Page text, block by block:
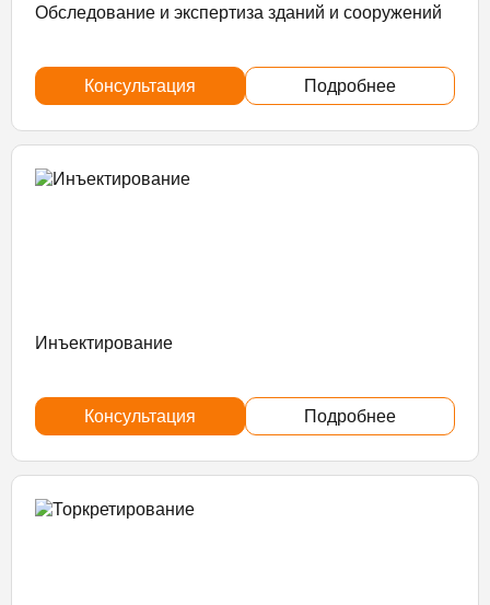
Обследование и экспертиза зданий и сооружений
Консультация Подробнее
Инъектирование
Консультация Подробнее